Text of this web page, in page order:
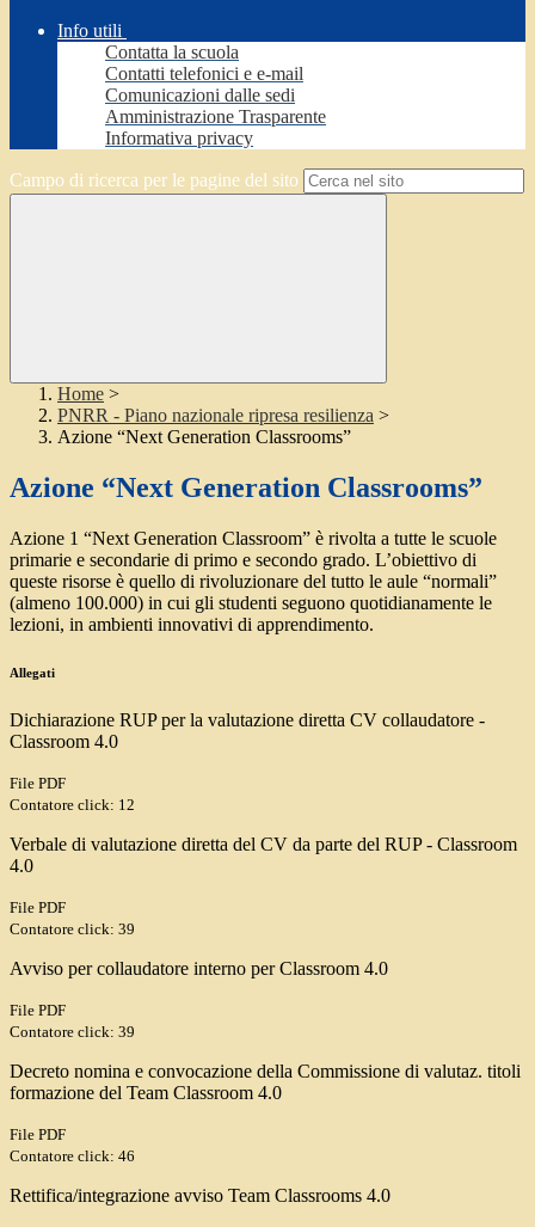
Info utili
Contatta la scuola
Contatti telefonici e e-mail
Comunicazioni dalle sedi
Amministrazione Trasparente
Informativa privacy
Campo di ricerca per le pagine del sito
Home >
PNRR - Piano nazionale ripresa resilienza >
Azione “Next Generation Classrooms”
Azione “Next Generation Classrooms”
Azione 1 “Next Generation Classroom” è rivolta a tutte le scuole
primarie e secondarie di primo e secondo grado. L’obiettivo di
queste risorse è quello di rivoluzionare del tutto le aule “normali”
(almeno 100.000) in cui gli studenti seguono quotidianamente le
lezioni, in ambienti innovativi di apprendimento.
Allegati
Dichiarazione RUP per la valutazione diretta CV collaudatore -
Classroom 4.0
File PDF
Contatore click: 12
Verbale di valutazione diretta del CV da parte del RUP - Classroom
4.0
File PDF
Contatore click: 39
Avviso per collaudatore interno per Classroom 4.0
File PDF
Contatore click: 39
Decreto nomina e convocazione della Commissione di valutaz. titoli
formazione del Team Classroom 4.0
File PDF
Contatore click: 46
Rettifica/integrazione avviso Team Classrooms 4.0